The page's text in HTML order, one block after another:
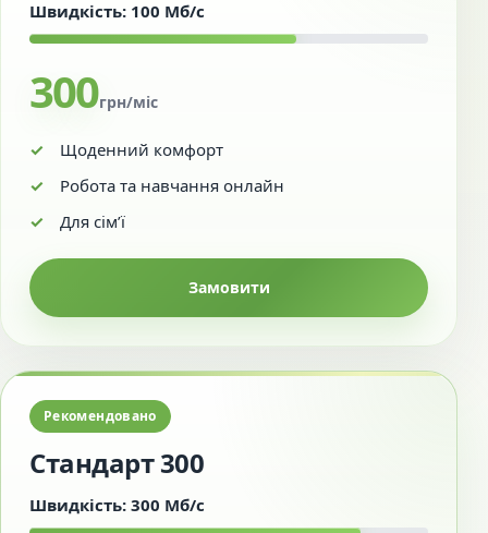
Швидкість: 100 Мб/с
300грн/міс
Щоденний комфорт
Робота та навчання онлайн
Для сім’ї
Замовити
Рекомендовано
Стандарт 300
Швидкість: 300 Мб/с